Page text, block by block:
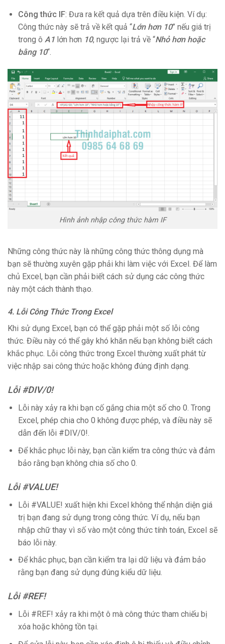
Công thức IF: Đưa ra kết quả dựa trên điều kiện. Ví dụ:
Công thức này sẽ trả về kết quả “Lớn hơn 10” nếu giá trị
trong ô A1lớn hơn 10, ngược lại trả về “Nhỏ hơn hoặc
bằng 10“.
Hình ảnh nhập công thức hàm IF
Những công thức này là những công thức thông dụng mà
bạn sẽ thường xuyên gặp phải khi làm việc với Excel. Để làm
chủ Excel, bạn cần phải biết cách sử dụng các công thức
này một cách thành thạo.
4. Lỗi Công Thức Trong Excel
Khi sử dụng Excel, bạn có thể gặp phải một số lỗi công
thức. Điều này có thể gây khó khăn nếu bạn không biết cách
khắc phục. Lỗi công thức trong Excel thường xuất phát từ
việc nhập sai công thức hoặc không đúng định dạng.
Lỗi #DIV/0!
Lỗi này xảy ra khi bạn cố gắng chia một số cho 0. Trong
Excel, phép chia cho 0 không được phép, và điều này sẽ
dẫn đến lỗi #DIV/0!.
Để khắc phục lỗi này, bạn cần kiểm tra công thức và đảm
bảo rằng bạn không chia số cho 0.
Lỗi #VALUE!
Lỗi #VALUE! xuất hiện khi Excel không thể nhận diện giá
trị bạn đang sử dụng trong công thức. Ví dụ, nếu bạn
nhập chữ thay vì số vào một công thức tính toán, Excel sẽ
báo lỗi này.
Để khắc phục, bạn cần kiểm tra lại dữ liệu và đảm bảo
rằng bạn đang sử dụng đúng kiểu dữ liệu.
Lỗi #REF!
Lỗi #REF! xảy ra khi một ô mà công thức tham chiếu bị
xóa hoặc không tồn tại.